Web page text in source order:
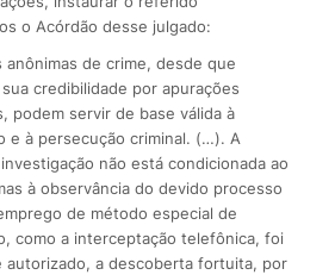
o Acórdão desse julgado:
de crime, desde que
credibilidade por apurações
podem servir de base válida à
e à persecução criminal. (…). A
não está condicionada ao
à observância do devido processo
de método especial de
como a interceptação telefônica, foi
autorizado, a descoberta fortuita, por